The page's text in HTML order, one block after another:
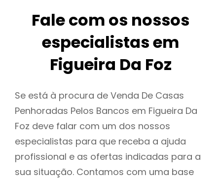
Fale com os nossos
especialistas em
Figueira Da Foz
Se está à procura de Venda De Casas
Penhoradas Pelos Bancos em Figueira Da
Foz deve falar com um dos nossos
especialistas para que receba a ajuda
profissional e as ofertas indicadas para a
sua situação. Contamos com uma base